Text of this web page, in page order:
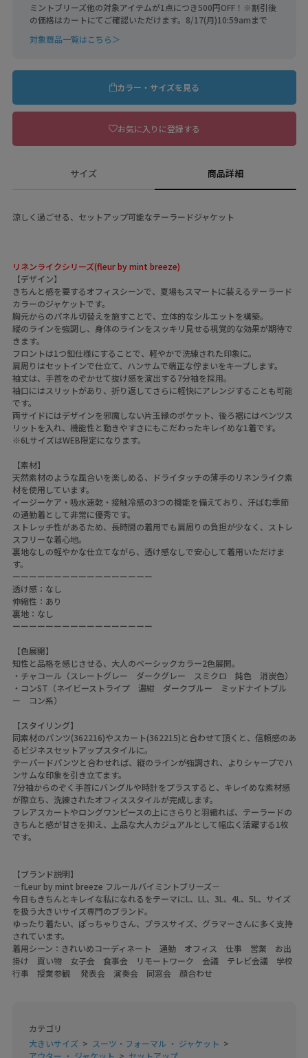
ミントブリーズ他の対象アイテムが1点につき500円OFF！※割引後
の価格はカートにてご確認いただけます。8/17(月)10:59amまで
対象商品一覧はこちら＞
カラー・サイズを見る
お気に入りに登録する
サイズ 商品詳細
涼しく過ごせる、セットアップ可能なテーラードジャケット
リネンライクシリーズ(fleur by mint breeze)
【デザイン】
きちんと感を要するオフィスシーンで、夏場もスマートに装えるテーラード
カラーのジャケットです。
胸元からのパネル切替えを施すことで、立体的なシルエットを構築。
縦のラインを強調し、身体のラインをスッキリ見せる視覚的な効果が期待で
きます。
フロントは1つ釦仕様にすることで、軽やかで洗練された印象に。
肩周りはセットインで仕立て、ハンサムで端正な佇まいをキープします。
袖丈は、手首をのぞかせて抜け感を演出する7分袖を採用。
袖口にはスリットがあり、折り返してさらに軽快にアレンジすることも可能
です。
両サイドにはデザインを邪魔しない片玉縁のポケット、後ろ裾にはベンツス
リットを入れ、機能性と動きやすさにもこだわったキレイめな1着です。
※6LサイズはWEB限定になります。
【素材】
天然素材のような風合いを楽しめる、ドライタッチの薄手のリネンライク素
材を使用しています。
イージーケア・吸水速乾・接触冷感の3つの機能を備えており、汗ばむ季節
の通勤着として非常に優秀です。
ストレッチ性があるため、長時間の着用でも肩周りの負担が少なく、ストレ
スフリーな着心地。
裏地なしの軽やかな仕立てながら、透け感なしで安心して着用いただけま
す。
ーーーーーーーーーーーーーーーーー
透け感：なし
伸縮性：あり
裏地：なし
ーーーーーーーーーーーーーーーーー
【色展開】
知性と品格を感じさせる、大人のベーシックカラー2色展開。
・チャコール（スレートグレー ダークグレー スミクロ 鈍色 消炭色）
・コンST（ネイビーストライプ 濃紺 ダークブルー ミッドナイトブル
ー コン系）
【スタイリング】
同素材のパンツ(362216)やスカート(362215)と合わせて頂くと、信頼感のあ
るビジネスセットアップスタイルに。
テーパードパンツと合わせれば、縦のラインが強調され、よりシャープでハ
ンサムな印象を引き立てます。
7分袖からのぞく手首にバングルや時計をプラスすると、キレイめな素材感
が際立ち、洗練されたオフィススタイルが完成します。
フレアスカートやロングワンピースの上にさらりと羽織れば、テーラードの
きちんと感が甘さを抑え、上品な大人カジュアルとして幅広く活躍する1枚
です。
【ブランド説明】
－fLeur by mint breeze フルールバイミントブリーズ－
今日もきちんとキレイな私になれるをテーマにL、LL、3L、4L、5L、サイズ
を扱う大きいサイズ専門のブランド。
ゆったり着たい、ぽっちゃりさん、プラスサイズ、グラマーさんに多く支持
されています。
着用シーン：きれいめコーディネート 通勤 オフィス 仕事 営業 お出
掛け 買い物 女子会 食事会 リモートワーク 会議 テレビ会議 学校
行事 授業参観 発表会 演奏会 同窓会 顔合わせ
カテゴリ
大きいサイズ
スーツ・フォーマル ・ ジャケット
アウター ・ ジャケット
セットアップ